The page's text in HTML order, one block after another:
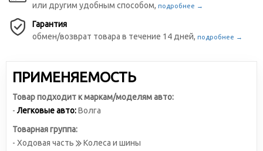
или другим удобным способом, подробнее →
Гарантия
обмен/возврат товара в течение 14 дней, подробнее →
ПРИМЕНЯЕМОСТЬ
Товар подходит к маркам/моделям авто:
-Легковые авто:Волга
Товарная группа:
- Ходовая часть
Колеса и шины